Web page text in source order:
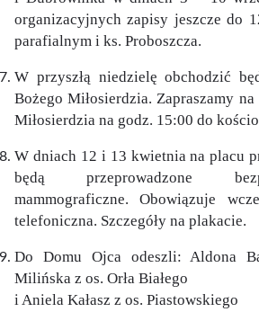
organizacyjnych zapisy jeszcze do
parafialnym i ks. Proboszcza.
W przyszłą niedzielę obchodzić
Bożego Miłosierdzia. Zapraszamy
Miłosierdzia na godz. 15:00 do
W dniach 12 i 13 kwietnia na placu
będą przeprowadzone
mammograficzne. Obowiązuje
telefoniczna. Szczegóły na plakacie.
Do Domu Ojca odeszli: Aldona
Milińska z os. Orła Białego
i Aniela Kałasz z os. Piastowskiego